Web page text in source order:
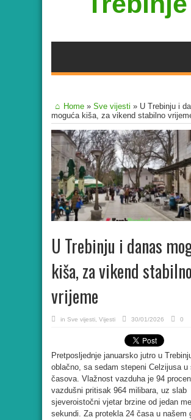
Home » Sve vijesti » U Trebinju i
moguća kiša, za vikend stabilno
U Trebinju i danas
kiša, za vikend stabilno
vrijeme
in Sve vijesti Vijesti 30/01/2026 0
Pretposljednje januarsko jutro u
oblačno, sa sedam stepeni Celzijusa u
časova. Vlažnost vazduha je 94
vazdušni pritisak 964 milibara, uz slab
sjeveroistočni vjetar brzine od jedan
sekundi. Za protekla 24 časa u našem